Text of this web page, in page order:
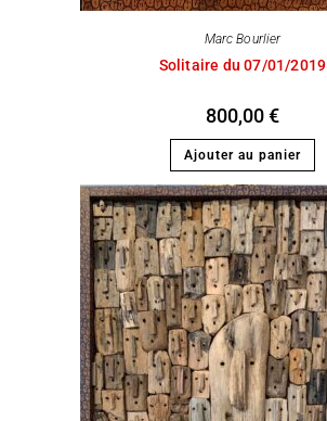
Marc Bourlier
Solitaire du 07/01/2019
800,00€
Ajouter au panier